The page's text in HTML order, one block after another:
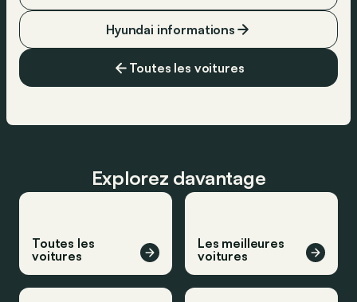
Toutes les voitures
Hyundai informations
Explorez davantage
Toutes les
voitures
Les meilleures
voitures